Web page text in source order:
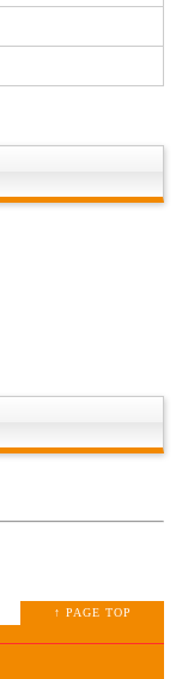
↑ PAGE TOP